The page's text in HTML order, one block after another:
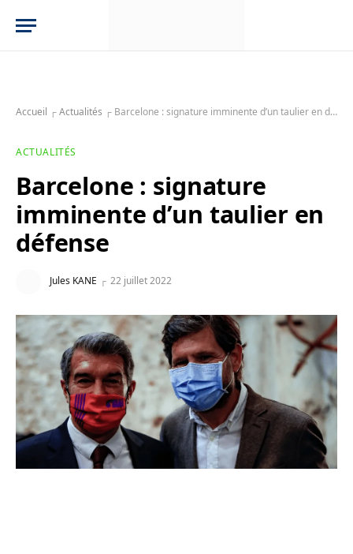
Accueil ┌Actualités ┌ Barcelone : signature imminente d’un taulier en défense
ACTUALITÉS
Barcelone : signature
imminente d’un taulier en
défense
Jules KANE 22 juillet 2022